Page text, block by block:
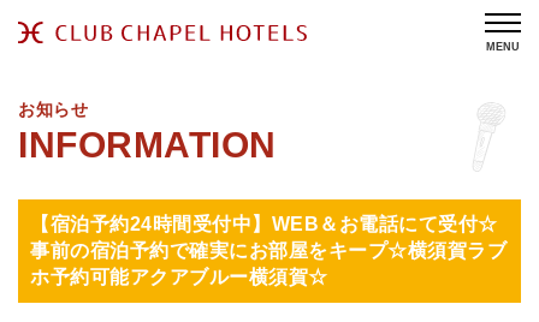
MENU
お知らせ
【宿泊予約24時間受付中】WEB＆お電話にて受付☆
事前の宿泊予約で確実にお部屋をキープ☆横須賀ラブ
ホ予約可能アクアブルー横須賀☆